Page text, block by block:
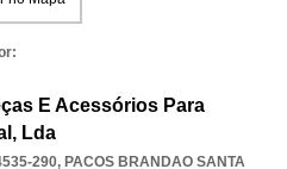
E Acessórios Para
Lda
290, PACOS BRANDAO SANTA